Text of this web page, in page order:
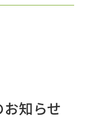
れたプリントを
面倒見ダントツ
」ここにピント
ています。ま
知らせ